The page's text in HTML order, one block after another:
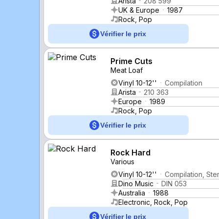
UK & Europe
1987
Rock, Pop
Vérifier le prix
Prime Cuts
Meat Loaf
Vinyl 10-12''
Compilation
Arista
210 363
Europe
1989
Rock, Pop
Vérifier le prix
Rock Hard
Various
Vinyl 10-12''
Compilation,
Dino Music
DIN 053
Australia
1988
Electronic, Rock, Pop
Vérifier le prix